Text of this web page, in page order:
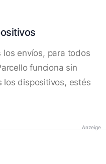
los envíos, para todos
funciona sin
los dispositivos, estés
Anzeige